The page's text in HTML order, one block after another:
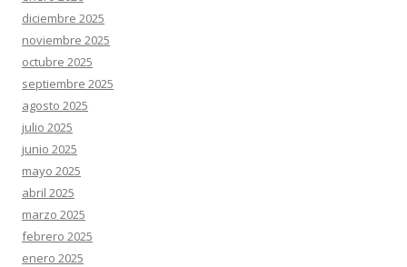
diciembre 2025
noviembre 2025
octubre 2025
septiembre 2025
agosto 2025
julio 2025
junio 2025
mayo 2025
abril 2025
marzo 2025
febrero 2025
enero 2025